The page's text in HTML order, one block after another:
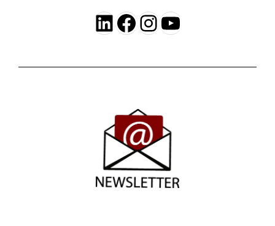
LinkedIn
Facebook
Instagram
YouTube